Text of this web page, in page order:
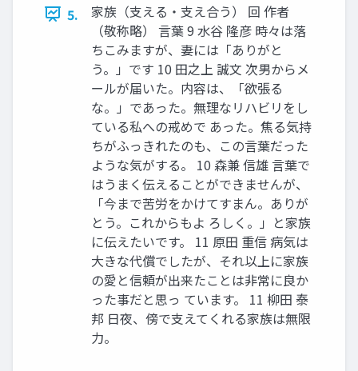
5.
家族（支える・支え合う） 回 作者
（敬称略） 言葉 9 水谷 隆彦 時々は落
ちこみますが、妻には「ありがと
う。」です 10 田之上 誠文 次男からメ
ールが届いた。内容は、「欲張る
な。」であった。無理なリハビリをし
ている私への戒めで あった。焦る気持
ちがふっきれたのも、この言葉だった
ような気がする。 10 森兼 信雄 言葉で
はうまく伝えることができませんが、
「今まで苦労をかけてすまん。ありが
とう。これからもよ ろしく。」と家族
に伝えたいです。 11 原田 重信 病気は
大きな代償でしたが、それ以上に家族
の愛と信頼が出来たことは非常に良か
った事だと思っ ています。 11 柳田 泰
邦 日夜、傍で支えてくれる家族は無限
力。